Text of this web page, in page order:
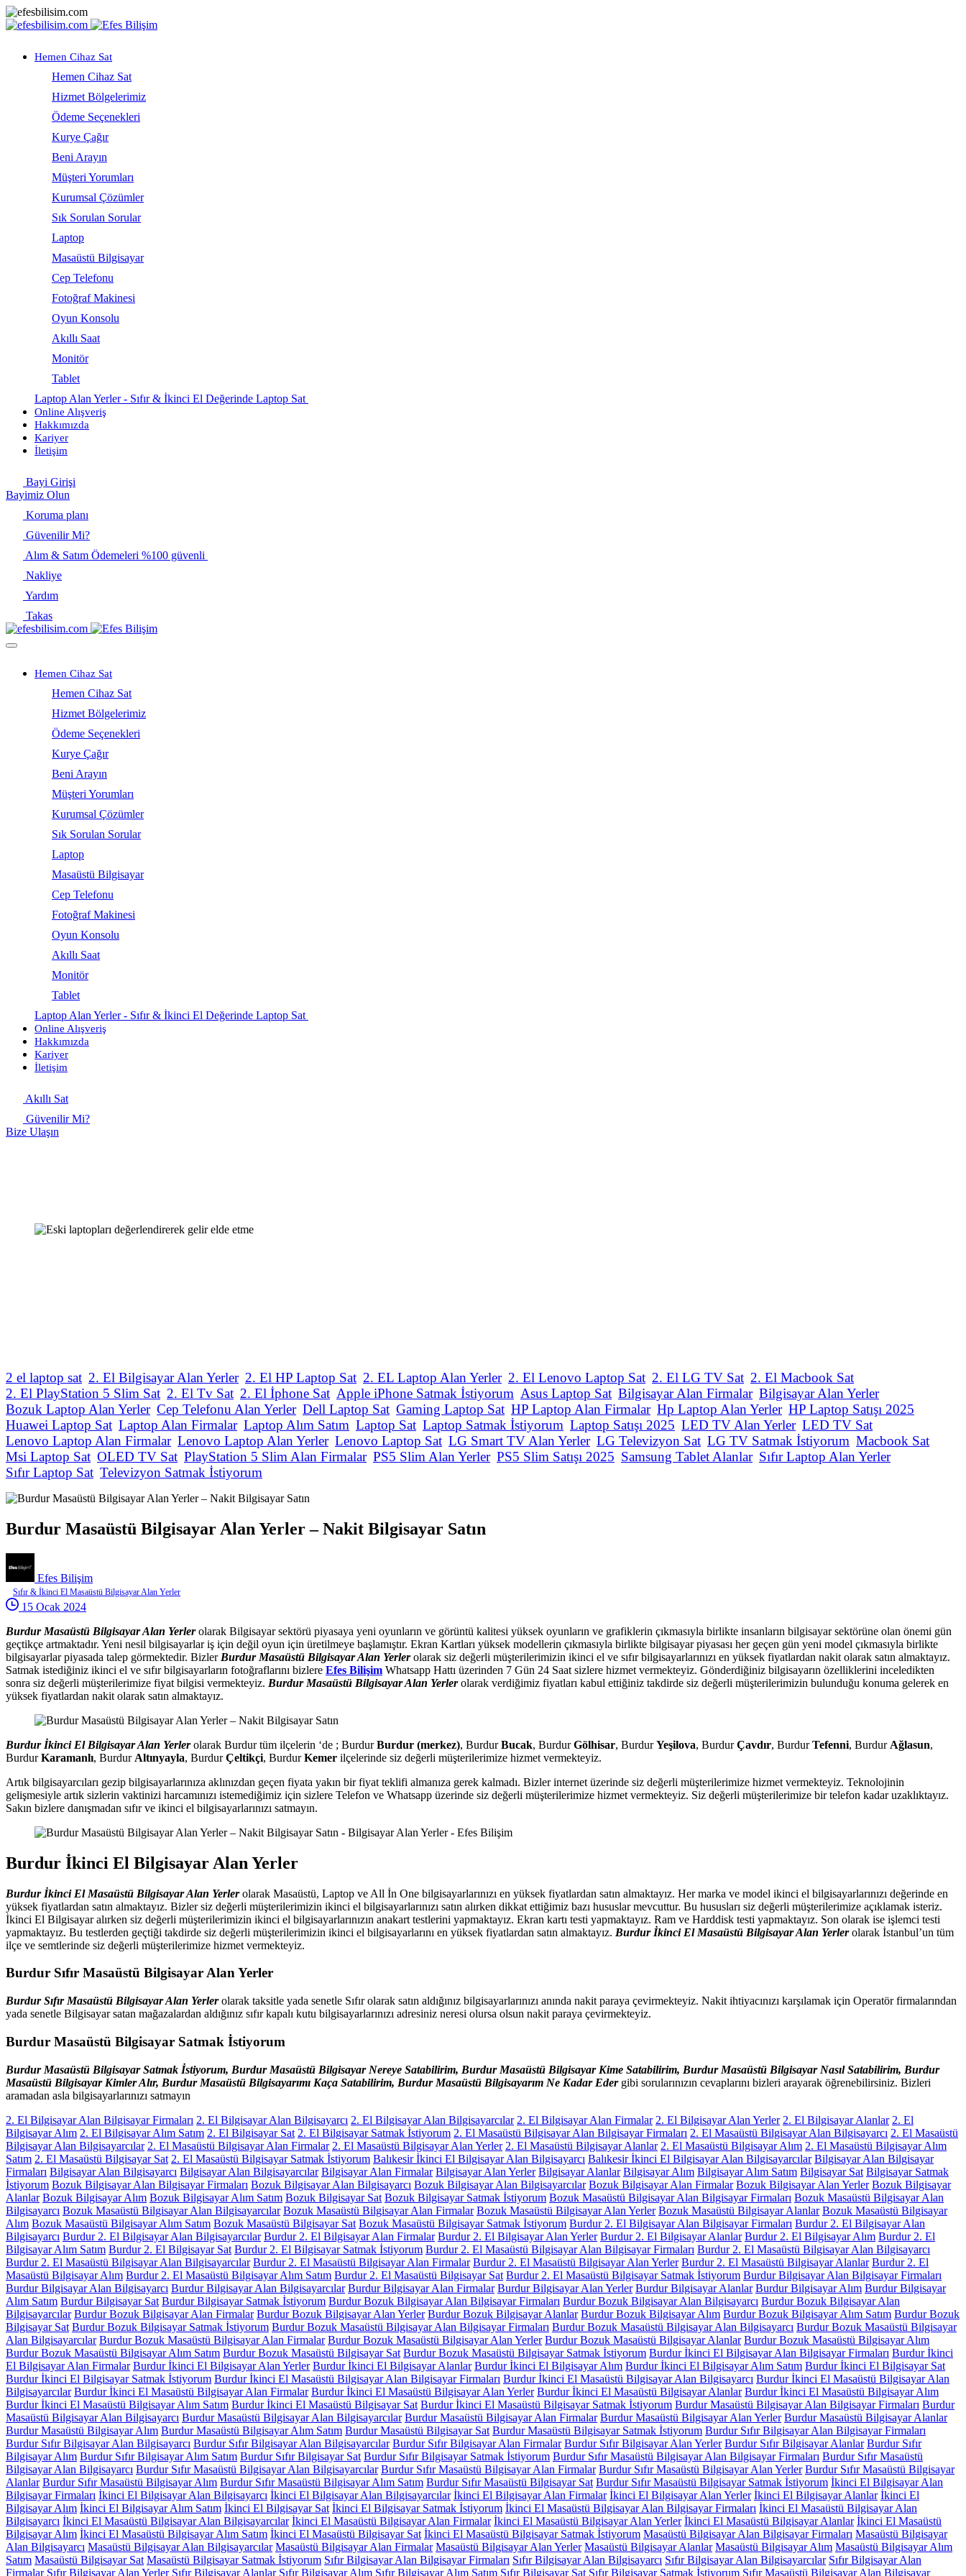
Hemen Cihaz Sat
Hemen Cihaz Sat
Hizmet Bölgelerimiz
Ödeme Seçenekleri
Kurye Çağır
Beni Arayın
Müşteri Yorumları
Kurumsal Çözümler
Sık Sorulan Sorular
Laptop
Masaüstü Bilgisayar
Cep Telefonu
Fotoğraf Makinesi
Oyun Konsolu
Akıllı Saat
Monitör
Tablet
Laptop Alan Yerler - Sıfır & İkinci El Değerinde Laptop Sat
Online Alışveriş
Hakkımızda
Kariyer
İletişim
Bayi Girişi
Bayimiz Olun
Koruma planı
Güvenilir Mi?
Alım & Satım Ödemeleri %100 güvenli
Nakliye
Yardım
Takas
Hemen Cihaz Sat
Hemen Cihaz Sat
Hizmet Bölgelerimiz
Ödeme Seçenekleri
Kurye Çağır
Beni Arayın
Müşteri Yorumları
Kurumsal Çözümler
Sık Sorulan Sorular
Laptop
Masaüstü Bilgisayar
Cep Telefonu
Fotoğraf Makinesi
Oyun Konsolu
Akıllı Saat
Monitör
Tablet
Laptop Alan Yerler - Sıfır & İkinci El Değerinde Laptop Sat
Online Alışveriş
Hakkımızda
Kariyer
İletişim
Akıllı Sat
Güvenilir Mi?
Bize Ulaşın
2 el laptop sat 2. El Bilgisayar Alan Yerler 2. El HP Laptop Sat 2. EL Laptop Alan Yerler 2. El Lenovo Laptop Sat 2. El LG TV Sat 2. El Macbook Sat
2. El PlayStation 5 Slim Sat 2. El Tv Sat 2. El İphone Sat Apple iPhone Satmak İstiyorum Asus Laptop Sat Bilgisayar Alan Firmalar Bilgisayar Alan Yerler
Bozuk Laptop Alan Yerler Cep Telefonu Alan Yerler Dell Laptop Sat Gaming Laptop Sat HP Laptop Alan Firmalar Hp Laptop Alan Yerler HP Laptop Satışı 2025
Huawei Laptop Sat Laptop Alan Firmalar Laptop Alım Satım Laptop Sat Laptop Satmak İstiyorum Laptop Satışı 2025 LED TV Alan Yerler LED TV Sat
Lenovo Laptop Alan Firmalar Lenovo Laptop Alan Yerler Lenovo Laptop Sat LG Smart TV Alan Yerler LG Televizyon Sat LG TV Satmak İstiyorum Macbook Sat
Msi Laptop Sat OLED TV Sat PlayStation 5 Slim Alan Firmalar PS5 Slim Alan Yerler PS5 Slim Satışı 2025 Samsung Tablet Alanlar Sıfır Laptop Alan Yerler
Sıfır Laptop Sat Televizyon Satmak İstiyorum
Burdur Masaüstü Bilgisayar Alan Yerler – Nakit Bilgisayar Satın
Efes Bilişim
Sıfır & İkinci El Masaüstü Bilgisayar Alan Yerler
15 Ocak 2024
Burdur Masaüstü Bilgisayar Alan Yerlerolarak Bilgisayar sektörü piyasaya yeni oyunların ve görüntü kalitesi yüksek oyunların ve grafiklerin çıkmasıyla birlikte insanların bilgisayar sektörüne olan önemi gün
geçtikçe artmaktadır. Yeni nesil bilgisayarlar iş için değil oyun için üretilmeye başlamıştır. Ekran Kartları yüksek modellerin çıkmasıyla birlikte bilgisayar piyasası her geçen gün yeni model çıkmasıyla birlikte
bilgisayarlar piyasada talep görmektedir. Bizler Burdur Masaüstü Bilgisayar Alan Yerlerolarak siz değerli müşterilerimizin ikinci el ve sıfır bilgisayarlarınızı en yüksek fiyatlardan nakit olarak satın almaktayız.
Satmak istediğiniz ikinci el ve sıfır bilgisayarların fotoğraflarını bizlere Efes Bilişim Whatsapp Hattı üzerinden 7 Gün 24 Saat sizlere hizmet vermekteyiz. Gönderdiğiniz bilgisayarın özelliklerini inceledikten
sonra siz değerli müşterilerimize fiyat bilgisi vermekteyiz. Burdur Masaüstü Bilgisayar Alan Yerlerolarak verdiğimiz fiyatları kabul ettiğiniz takdirde siz değerli müşterilerimizin bulunduğu konuma gelerek en
yüksek fiyatlardan nakit olarak satın almaktayız.
Burdur İkinci El Bilgisayar Alan Yerlerolarak Burdur tüm ilçelerin ‘de ; BurdurBurdur (merkez), BurdurBucak, BurdurGölhisar, BurdurYeşilova, BurdurÇavdır, BurdurTefenni, Burdur Ağlasun,
BurdurKaramanlı, Burdur Altınyayla, BurdurÇeltikçi, BurdurKemer ilçelerinde siz değerli müşterilerimize hizmet vermekteyiz.
Artık bilgisayarcıları gezip bilgisayarlarınıza aklınızdan geçen fiyata yakın bir fiyat teklifi almanıza gerek kalmadı. Bizler internet üzerinde siz değerli müşterilerimize hizmet vermekteyiz. Teknolojinin
gelişmesiyle artık sizlerin vaktinizi harcamınızı istemediğimiz için sizlere Telefon ve Whatsapp üzerinde siz değerli müşterilerimize hizmet vermekteyiz. Siz değerli müşterilerimize bir telefon kadar uzaklıktayız.
Sakın bizlere danışmadan sıfır ve ikinci el bilgisayarlarınızı satmayın.
Burdur İkinci El Bilgisayar Alan Yerler
Burdur İkinci El Masaüstü Bilgisayar Alan Yerlerolarak Masaüstü, Laptop ve All İn One bilgisayarlarınızı en yüksek fiyatlardan satın almaktayız. Her marka ve model ikinci el bilgisayarlarınızı değerinde en
yüksek fiyatlardan satın almaktayız. Bizler siz değerli müşterilerimizin ikinci el bilgisayarlarınızı satın alırken dikkat ettiğimiz bazı hususlar mevcuttur. Bu hususları siz değerli müşterilerimize açıklamak isteriz.
İkinci El Bilgisayar alırken siz değerli müşterilerimizin ikinci el bilgisayarlarınızın anakart testlerini yapmaktayız. Ekran kartı testi yapmaktayız. Ram ve Harddisk testi yapmaktayız. Son olarak ise işlemci testi
yapmaktayız. Bu testlerden geçtiği takdirde siz değerli müşterilerimizin ikinci el bilgisayarlarını en yüksek fiyatlardan satın almaktayız. Burdur İkinci El Masaüstü Bilgisayar Alan Yerlerolarak İstanbul’un tüm
ilçe ve semtlerinde siz değerli müşterilerimize hizmet vermekteyiz.
Burdur Sıfır Masaüstü Bilgisayar Alan Yerler
Burdur Sıfır Masaüstü Bilgisayar Alan Yerlerolarak taksitle yada senetle Sıfır olarak satın aldığınız bilgisayarlarınızı anında nakit paraya çevirmekteyiz. Nakit ihtiyacınızı karşılamak için Operatör firmalarından
yada senetle Bilgisayar satan mağazalardan aldığınız sıfır kapalı kutu bilgisayarlarınızı adresiniz neresi olursa olsun nakit paraya çevirmekteyiz.
Burdur Masaüstü Bilgisayar Satmak İstiyorum
Burdur Masaüstü Bilgisayar Satmak İstiyorum, Burdur Masaüstü Bilgisayar Nereye Satabilirim, Burdur Masaüstü Bilgisayar Kime Satabilirim, Burdur Masaüstü Bilgisayar Nasıl Satabilirim, Burdur
Masaüstü Bilgisayar Kimler Alır, Burdur Masaüstü Bilgisayarımı Kaça Satabilirim, Burdur Masaüstü Bilgisayarım Ne Kadar Edergibi sorularınızın cevaplarını bizleri arayarak öğrenebilirsiniz. Bizleri
aramadan asla bilgisayarlarınızı satmayın
2. El Bilgisayar Alan Bilgisayar Firmaları 2. El Bilgisayar Alan Bilgisayarcı 2. El Bilgisayar Alan Bilgisayarcılar 2. El Bilgisayar Alan Firmalar 2. El Bilgisayar Alan Yerler 2. El Bilgisayar Alanlar 2. El
Bilgisayar Alım 2. El Bilgisayar Alım Satım 2. El Bilgisayar Sat 2. El Bilgisayar Satmak İstiyorum 2. El Masaüstü Bilgisayar Alan Bilgisayar Firmaları 2. El Masaüstü Bilgisayar Alan Bilgisayarcı 2. El Masaüstü
Bilgisayar Alan Bilgisayarcılar 2. El Masaüstü Bilgisayar Alan Firmalar 2. El Masaüstü Bilgisayar Alan Yerler 2. El Masaüstü Bilgisayar Alanlar 2. El Masaüstü Bilgisayar Alım 2. El Masaüstü Bilgisayar Alım
Satım 2. El Masaüstü Bilgisayar Sat 2. El Masaüstü Bilgisayar Satmak İstiyorum Balıkesir İkinci El Bilgisayar Alan Bilgisayarcı Balıkesir İkinci El Bilgisayar Alan Bilgisayarcılar Bilgisayar Alan Bilgisayar
Firmaları Bilgisayar Alan Bilgisayarcı Bilgisayar Alan Bilgisayarcılar Bilgisayar Alan Firmalar Bilgisayar Alan Yerler Bilgisayar Alanlar Bilgisayar Alım Bilgisayar Alım Satım Bilgisayar Sat Bilgisayar Satmak
İstiyorum Bozuk Bilgisayar Alan Bilgisayar Firmaları Bozuk Bilgisayar Alan Bilgisayarcı Bozuk Bilgisayar Alan Bilgisayarcılar Bozuk Bilgisayar Alan Firmalar Bozuk Bilgisayar Alan Yerler Bozuk Bilgisayar
Alanlar Bozuk Bilgisayar Alım Bozuk Bilgisayar Alım Satım Bozuk Bilgisayar Sat Bozuk Bilgisayar Satmak İstiyorum Bozuk Masaüstü Bilgisayar Alan Bilgisayar Firmaları Bozuk Masaüstü Bilgisayar Alan
Bilgisayarcı Bozuk Masaüstü Bilgisayar Alan Bilgisayarcılar Bozuk Masaüstü Bilgisayar Alan Firmalar Bozuk Masaüstü Bilgisayar Alan Yerler Bozuk Masaüstü Bilgisayar Alanlar Bozuk Masaüstü Bilgisayar
Alım Bozuk Masaüstü Bilgisayar Alım Satım Bozuk Masaüstü Bilgisayar Sat Bozuk Masaüstü Bilgisayar Satmak İstiyorum Burdur 2. El Bilgisayar Alan Bilgisayar Firmaları Burdur 2. El Bilgisayar Alan
Bilgisayarcı Burdur 2. El Bilgisayar Alan Bilgisayarcılar Burdur 2. El Bilgisayar Alan Firmalar Burdur 2. El Bilgisayar Alan Yerler Burdur 2. El Bilgisayar Alanlar Burdur 2. El Bilgisayar Alım Burdur 2. El
Bilgisayar Alım Satım Burdur 2. El Bilgisayar Sat Burdur 2. El Bilgisayar Satmak İstiyorum Burdur 2. El Masaüstü Bilgisayar Alan Bilgisayar Firmaları Burdur 2. El Masaüstü Bilgisayar Alan Bilgisayarcı
Burdur 2. El Masaüstü Bilgisayar Alan Bilgisayarcılar Burdur 2. El Masaüstü Bilgisayar Alan Firmalar Burdur 2. El Masaüstü Bilgisayar Alan Yerler Burdur 2. El Masaüstü Bilgisayar Alanlar Burdur 2. El
Masaüstü Bilgisayar Alım Burdur 2. El Masaüstü Bilgisayar Alım Satım Burdur 2. El Masaüstü Bilgisayar Sat Burdur 2. El Masaüstü Bilgisayar Satmak İstiyorum Burdur Bilgisayar Alan Bilgisayar Firmaları
Burdur Bilgisayar Alan Bilgisayarcı Burdur Bilgisayar Alan Bilgisayarcılar Burdur Bilgisayar Alan Firmalar Burdur Bilgisayar Alan Yerler Burdur Bilgisayar Alanlar Burdur Bilgisayar Alım Burdur Bilgisayar
Alım Satım Burdur Bilgisayar Sat Burdur Bilgisayar Satmak İstiyorum Burdur Bozuk Bilgisayar Alan Bilgisayar Firmaları Burdur Bozuk Bilgisayar Alan Bilgisayarcı Burdur Bozuk Bilgisayar Alan
Bilgisayarcılar Burdur Bozuk Bilgisayar Alan Firmalar Burdur Bozuk Bilgisayar Alan Yerler Burdur Bozuk Bilgisayar Alanlar Burdur Bozuk Bilgisayar Alım Burdur Bozuk Bilgisayar Alım Satım Burdur Bozuk
Bilgisayar Sat Burdur Bozuk Bilgisayar Satmak İstiyorum Burdur Bozuk Masaüstü Bilgisayar Alan Bilgisayar Firmaları Burdur Bozuk Masaüstü Bilgisayar Alan Bilgisayarcı Burdur Bozuk Masaüstü Bilgisayar
Alan Bilgisayarcılar Burdur Bozuk Masaüstü Bilgisayar Alan Firmalar Burdur Bozuk Masaüstü Bilgisayar Alan Yerler Burdur Bozuk Masaüstü Bilgisayar Alanlar Burdur Bozuk Masaüstü Bilgisayar Alım
Burdur Bozuk Masaüstü Bilgisayar Alım Satım Burdur Bozuk Masaüstü Bilgisayar Sat Burdur Bozuk Masaüstü Bilgisayar Satmak İstiyorum Burdur İkinci El Bilgisayar Alan Bilgisayar Firmaları Burdur İkinci
El Bilgisayar Alan Firmalar Burdur İkinci El Bilgisayar Alan Yerler Burdur İkinci El Bilgisayar Alanlar Burdur İkinci El Bilgisayar Alım Burdur İkinci El Bilgisayar Alım Satım Burdur İkinci El Bilgisayar Sat
Burdur İkinci El Bilgisayar Satmak İstiyorum Burdur İkinci El Masaüstü Bilgisayar Alan Bilgisayar Firmaları Burdur İkinci El Masaüstü Bilgisayar Alan Bilgisayarcı Burdur İkinci El Masaüstü Bilgisayar Alan
Bilgisayarcılar Burdur İkinci El Masaüstü Bilgisayar Alan Firmalar Burdur İkinci El Masaüstü Bilgisayar Alan Yerler Burdur İkinci El Masaüstü Bilgisayar Alanlar Burdur İkinci El Masaüstü Bilgisayar Alım
Burdur İkinci El Masaüstü Bilgisayar Alım Satım Burdur İkinci El Masaüstü Bilgisayar Sat Burdur İkinci El Masaüstü Bilgisayar Satmak İstiyorum Burdur Masaüstü Bilgisayar Alan Bilgisayar Firmaları Burdur
Masaüstü Bilgisayar Alan Bilgisayarcı Burdur Masaüstü Bilgisayar Alan Bilgisayarcılar Burdur Masaüstü Bilgisayar Alan Firmalar Burdur Masaüstü Bilgisayar Alan Yerler Burdur Masaüstü Bilgisayar Alanlar
Burdur Masaüstü Bilgisayar Alım Burdur Masaüstü Bilgisayar Alım Satım Burdur Masaüstü Bilgisayar Sat Burdur Masaüstü Bilgisayar Satmak İstiyorum Burdur Sıfır Bilgisayar Alan Bilgisayar Firmaları
Burdur Sıfır Bilgisayar Alan Bilgisayarcı Burdur Sıfır Bilgisayar Alan Bilgisayarcılar Burdur Sıfır Bilgisayar Alan Firmalar Burdur Sıfır Bilgisayar Alan Yerler Burdur Sıfır Bilgisayar Alanlar Burdur Sıfır
Bilgisayar Alım Burdur Sıfır Bilgisayar Alım Satım Burdur Sıfır Bilgisayar Sat Burdur Sıfır Bilgisayar Satmak İstiyorum Burdur Sıfır Masaüstü Bilgisayar Alan Bilgisayar Firmaları Burdur Sıfır Masaüstü
Bilgisayar Alan Bilgisayarcı Burdur Sıfır Masaüstü Bilgisayar Alan Bilgisayarcılar Burdur Sıfır Masaüstü Bilgisayar Alan Firmalar Burdur Sıfır Masaüstü Bilgisayar Alan Yerler Burdur Sıfır Masaüstü Bilgisayar
Alanlar Burdur Sıfır Masaüstü Bilgisayar Alım Burdur Sıfır Masaüstü Bilgisayar Alım Satım Burdur Sıfır Masaüstü Bilgisayar Sat Burdur Sıfır Masaüstü Bilgisayar Satmak İstiyorum İkinci El Bilgisayar Alan
Bilgisayar Firmaları İkinci El Bilgisayar Alan Bilgisayarcı İkinci El Bilgisayar Alan Bilgisayarcılar İkinci El Bilgisayar Alan Firmalar İkinci El Bilgisayar Alan Yerler İkinci El Bilgisayar Alanlar İkinci El
Bilgisayar Alım İkinci El Bilgisayar Alım Satım İkinci El Bilgisayar Sat İkinci El Bilgisayar Satmak İstiyorum İkinci El Masaüstü Bilgisayar Alan Bilgisayar Firmaları İkinci El Masaüstü Bilgisayar Alan
Bilgisayarcı İkinci El Masaüstü Bilgisayar Alan Bilgisayarcılar İkinci El Masaüstü Bilgisayar Alan Firmalar İkinci El Masaüstü Bilgisayar Alan Yerler İkinci El Masaüstü Bilgisayar Alanlar İkinci El Masaüstü
Bilgisayar Alım İkinci El Masaüstü Bilgisayar Alım Satım İkinci El Masaüstü Bilgisayar Sat İkinci El Masaüstü Bilgisayar Satmak İstiyorum Masaüstü Bilgisayar Alan Bilgisayar Firmaları Masaüstü Bilgisayar
Alan Bilgisayarcı Masaüstü Bilgisayar Alan Bilgisayarcılar Masaüstü Bilgisayar Alan Firmalar Masaüstü Bilgisayar Alan Yerler Masaüstü Bilgisayar Alanlar Masaüstü Bilgisayar Alım Masaüstü Bilgisayar Alım
Satım Masaüstü Bilgisayar Sat Masaüstü Bilgisayar Satmak İstiyorum Sıfır Bilgisayar Alan Bilgisayar Firmaları Sıfır Bilgisayar Alan Bilgisayarcı Sıfır Bilgisayar Alan Bilgisayarcılar Sıfır Bilgisayar Alan
Firmalar Sıfır Bilgisayar Alan Yerler Sıfır Bilgisayar Alanlar Sıfır Bilgisayar Alım Sıfır Bilgisayar Alım Satım Sıfır Bilgisayar Sat Sıfır Bilgisayar Satmak İstiyorum Sıfır Masaüstü Bilgisayar Alan Bilgisayar